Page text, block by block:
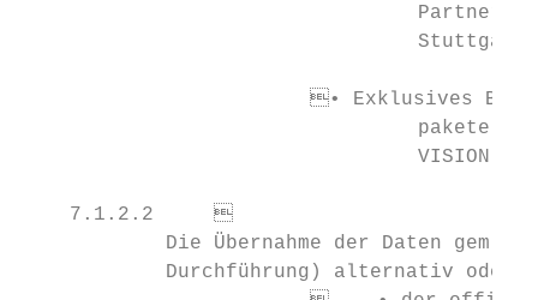
    7.1.2.2	
Die Übernahme der Daten gem. 7.1.2.1 erfolgt (je nach
Durchführung) alternativ oder